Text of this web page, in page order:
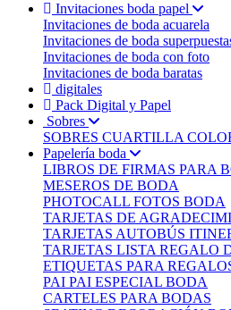
Invitaciones boda papel
Invitaciones de boda acuarela
Invitaciones de boda
Invitaciones de boda con foto
Invitaciones de boda baratas
digitales
Pack Digital y Papel
Sobres
SOBRES CUARTILLA
Papelería boda
LIBROS DE FIRMAS PARA
MESEROS DE BODA
PHOTOCALL FOTOS BODA
TARJETAS DE
TARJETAS AUTOBÚS
TARJETAS LISTA REGALO
ETIQUETAS PARA
PAI PAI ESPECIAL BODA
CARTELES PARA BODAS